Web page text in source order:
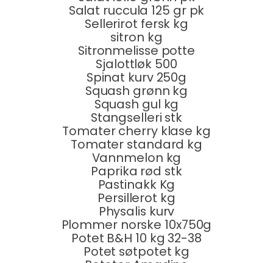
Salat ruccula 125 gr pk
Sellerirot fersk kg
sitron kg
Sitronmelisse potte
Sjalottløk 500
Spinat kurv 250g
Squash grønn kg
Squash gul kg
Stangselleri stk
Tomater cherry klase kg
Tomater standard kg
Vannmelon kg
Paprika rød stk
Pastinakk Kg
Persillerot kg
Physalis kurv
Plommer norske 10x750g
Potet B&H 10 kg 32-38
Potet søtpotet kg